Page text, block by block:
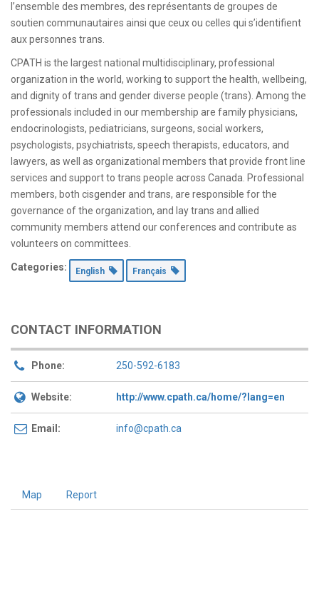
l’ensemble des membres, des représentants de groupes de
soutien communautaires ainsi que ceux ou celles qui s’identifient
aux personnes trans.
CPATH is the largest national multidisciplinary, professional
organization in the world, working to support the health, wellbeing,
and dignity of trans and gender diverse people (trans). Among the
professionals included in our membership are family physicians,
endocrinologists, pediatricians, surgeons, social workers,
psychologists, psychiatrists, speech therapists, educators, and
lawyers, as well as organizational members that provide front line
services and support to trans people across Canada. Professional
members, both cisgender and trans, are responsible for the
governance of the organization, and lay trans and allied
community members attend our conferences and contribute as
volunteers on committees.
Categories: English Français
CONTACT INFORMATION
Phone: 250-592-6183
Website: http://www.cpath.ca/home/?lang=en
Email: info@cpath.ca
Map Report